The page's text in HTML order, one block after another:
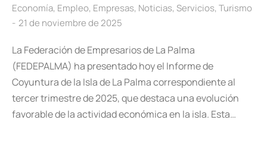
Economía, Empleo, Empresas, Noticias, Servicios, Turismo
21 de noviembre de 2025
La Federación de Empresarios de La Palma
(FEDEPALMA) ha presentado hoy el Informe de
Coyuntura de la Isla de La Palma correspondiente al
tercer trimestre de 2025, que destaca una evolución
favorable de la actividad económica en la isla. Esta…